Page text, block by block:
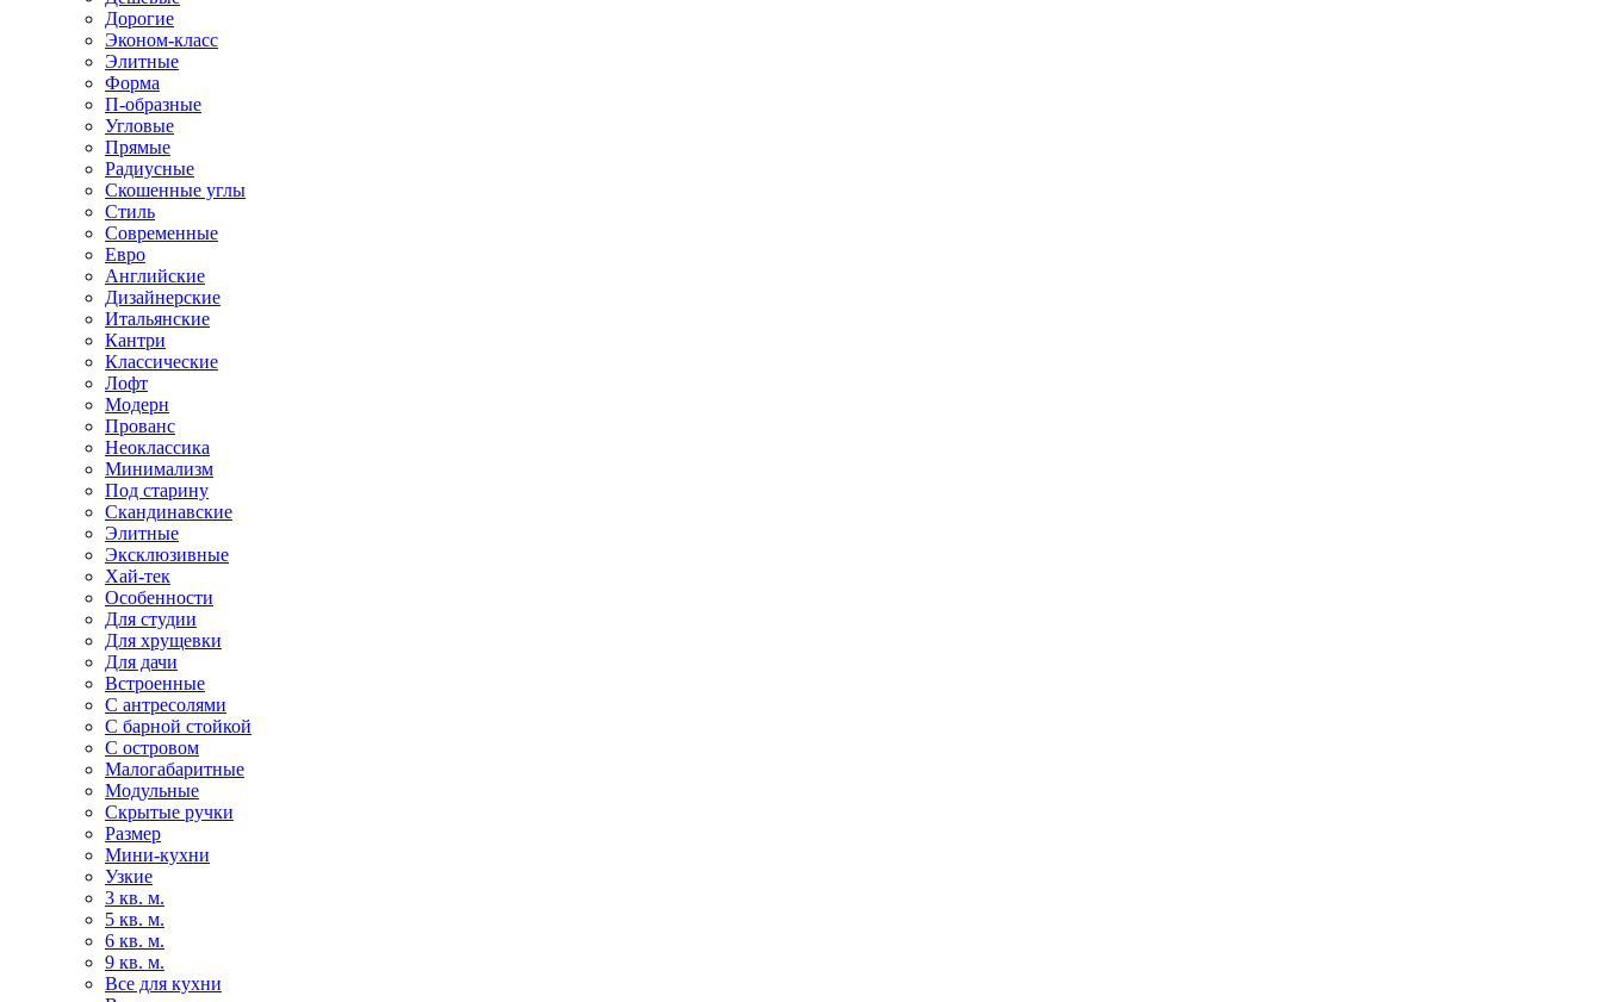
Дорогие
Эконом-класс
Элитные
Форма
П-образные
Угловые
Прямые
Радиусные
Скошенные углы
Стиль
Современные
Евро
Английские
Дизайнерские
Итальянские
Кантри
Классические
Лофт
Модерн
Прованс
Неоклассика
Минимализм
Под старину
Скандинавские
Элитные
Эксклюзивные
Хай-тек
Особенности
Для студии
Для хрущевки
Для дачи
Встроенные
С антресолями
С барной стойкой
С островом
Малогабаритные
Модульные
Скрытые ручки
Размер
Мини-кухни
Узкие
3 кв. м.
5 кв. м.
6 кв. м.
9 кв. м.
Все для кухни